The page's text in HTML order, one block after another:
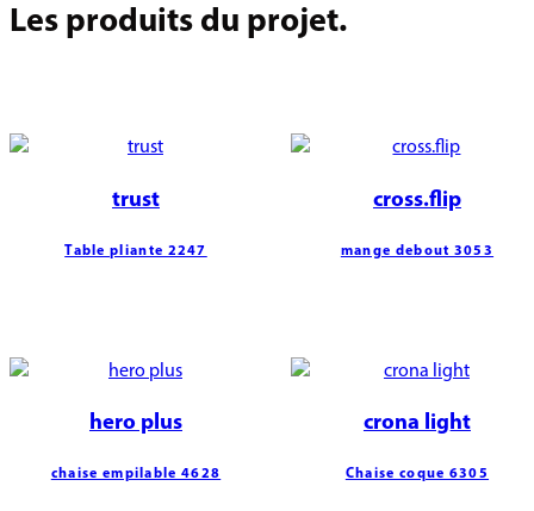
Les produits du projet.
trust
Table pliante 2247
cross.flip
mange debout 3053
hero plus
chaise empilable 4628
crona light
Chaise coque 6305